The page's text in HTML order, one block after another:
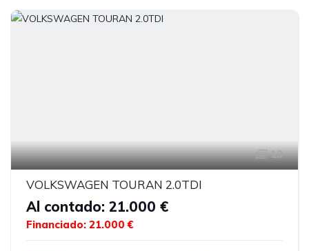
13
VOLKSWAGEN TOURAN 2.0TDI
Al contado: 21.000 €
Financiado: 21.000 €